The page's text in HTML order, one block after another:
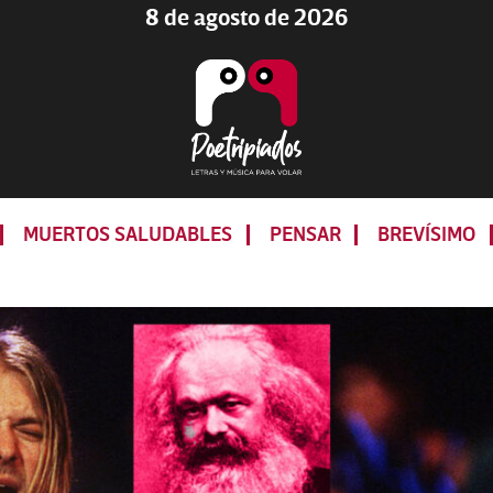
8 de agosto de 2026
LETRAS
Y
PARA
VOLAR
MUERTOS SALUDABLES PENSAR BREVÍSIMO